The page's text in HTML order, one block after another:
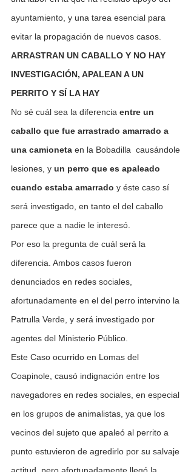
ayuntamiento, y una tarea esencial para
evitar la propagación de nuevos casos.
ARRASTRAN UN CABALLO Y NO HAY
INVESTIGACIÓN, APALEAN A UN
PERRITO Y SÍ LA HAY
No sé cuál sea la diferencia entre un
caballo que fue arrastrado amarrado a
una camioneta en la Bobadilla  causándole
lesiones, y un perro que es apaleado
cuando estaba amarrado y éste caso sí
será investigado, en tanto el del caballo
parece que a nadie le interesó.
Por eso la pregunta de cuál será la
diferencia. Ambos casos fueron
denunciados en redes sociales,
afortunadamente en el del perro intervino la
Patrulla Verde, y será investigado por
agentes del Ministerio Público.
Este Caso ocurrido en Lomas del
Coapinole, causó indignación entre los
navegadores en redes sociales, en especial
en los grupos de animalistas, ya que los
vecinos del sujeto que apaleó al perrito a
punto estuvieron de agredirlo por su salvaje